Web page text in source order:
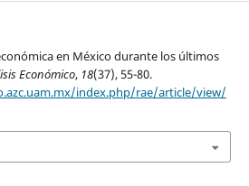
en México durante los últimos
Económico, 18(37), 55-80.
index.php/rae/article/view/